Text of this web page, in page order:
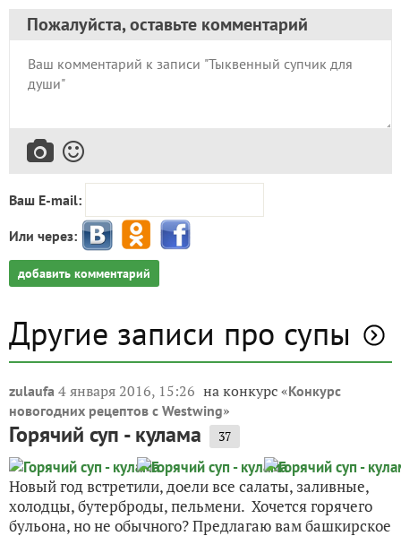
Пожалуйста, оставьте комментарий
Ваш E-mail:
Или через:
добавить комментарий
Другие записи про супы
zulaufa 4 января 2016, 15:26 на конкурс «Конкурс
новогодних рецептов с Westwing»
Горячий суп - кулама 37
Новый год встретили, доели все салаты, заливные,
холодцы, бутерброды, пельмени. Хочется горячего
бульона, но не обычного? Предлагаю вам башкирское